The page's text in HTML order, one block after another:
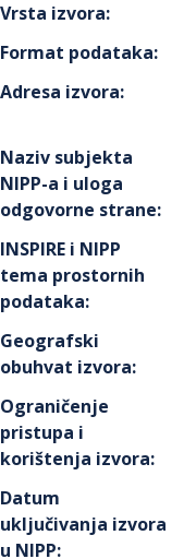
Vrsta izvora:
Format podataka:
Adresa izvora:
Naziv subjekta
NIPP-a i uloga
odgovorne strane:
INSPIRE i NIPP
tema prostornih
podataka:
Geografski
obuhvat izvora:
Ograničenje
pristupa i
korištenja izvora:
Datum
uključivanja izvora
u NIPP: